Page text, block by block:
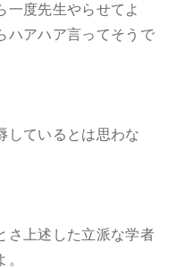
一度先生やらせてよ
ハアハア言ってそうで
しているとは思わな
さ上述した立派な学者